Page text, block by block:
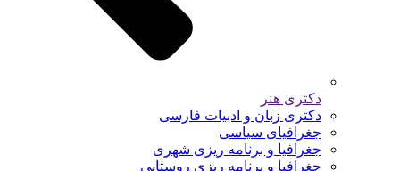
دکتری هنر
دکتری زبان و ادبیات فارسی
جغرافیای سیاسی
جغرافیا و برنامه ریزی شهری
جغرافیا و برنامه ریزی روستایی